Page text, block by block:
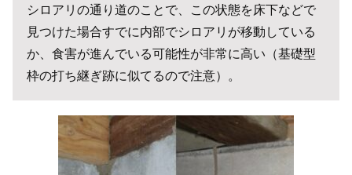
シロアリの通り道のことで、この状態を床下などで
見つけた場合すでに内部でシロアリが移動している
か、食害が進んでいる可能性が非常に高い（基礎型
枠の打ち継ぎ跡に似てるので注意）。